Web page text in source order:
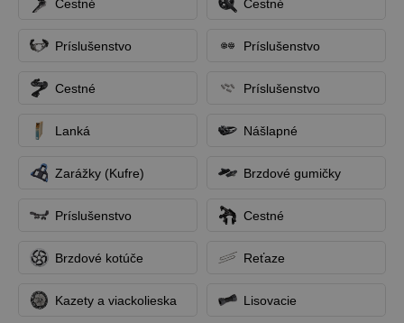
Cestné Cestné
Príslušenstvo Príslušenstvo
Cestné Príslušenstvo
Lanká Nášlapné
Zarážky (Kufre) Brzdové gumičky
Príslušenstvo Cestné
Brzdové kotúče Reťaze
Kazety a viackolieska Lisovacie